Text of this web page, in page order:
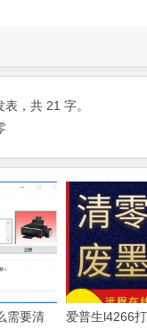
表，共 21 字。
需要清
爱普生l4266